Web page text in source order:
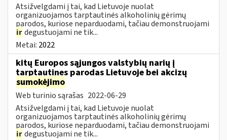
Atsižvelgdami į tai, kad Lietuvoje nuolat
organizuojamos tarptautinės alkoholinių gėrimų
parodos, kuriose neparduodami, tačiau demonstruojami
irdegustuojami ne tik...
Metai: 2022
kitų Europos sąjungos valstybių narių į
tarptautines parodas Lietuvoje bei akcizų
sumokėjimo
Web turinio sąrašas 2022-06-29
Atsižvelgdami į tai, kad Lietuvoje nuolat
organizuojamos tarptautinės alkoholinių gėrimų
parodos, kuriose neparduodami, tačiau demonstruojami
irdegustuojami ne tik...